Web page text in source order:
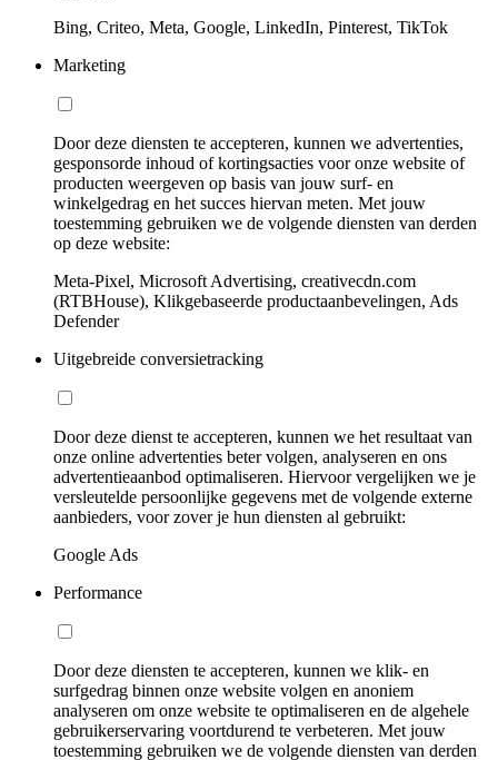
Bing, Criteo, Meta, Google, LinkedIn, Pinterest, TikTok
Marketing
Door deze diensten te accepteren, kunnen we advertenties,
gesponsorde inhoud of kortingsacties voor onze website of
producten weergeven op basis van jouw surf- en
winkelgedrag en het succes hiervan meten. Met jouw
toestemming gebruiken we de volgende diensten van derden
op deze website:
Meta-Pixel, Microsoft Advertising, creativecdn.com
(RTBHouse), Klikgebaseerde productaanbevelingen, Ads
Defender
Uitgebreide conversietracking
Door deze dienst te accepteren, kunnen we het resultaat van
onze online advertenties beter volgen, analyseren en ons
advertentieaanbod optimaliseren. Hiervoor vergelijken we je
versleutelde persoonlijke gegevens met de volgende externe
aanbieders, voor zover je hun diensten al gebruikt:
Google Ads
Performance
Door deze diensten te accepteren, kunnen we klik- en
surfgedrag binnen onze website volgen en anoniem
analyseren om onze website te optimaliseren en de algehele
gebruikerservaring voortdurend te verbeteren. Met jouw
toestemming gebruiken we de volgende diensten van derden